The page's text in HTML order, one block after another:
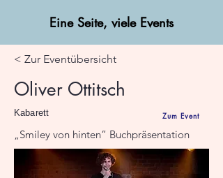
Eine Seite, viele Events
< Zur Eventübersicht
Oliver Ottitsch
Kabarett Zum Event
„Smiley von hinten“ Buchpräsentation